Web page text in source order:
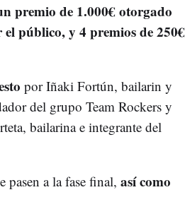
premio de 1.000€ otorgado
público, y 4 premios de 250€
por Iñaki Fortún, bailarin y
del grupo Team Rockers y
bailarina e integrante del
pasen a la fase final, así como